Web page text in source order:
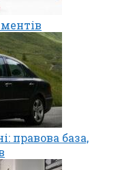
правова база,